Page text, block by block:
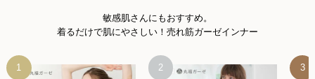
敏感肌さんにもおすすめ。
着るだけで肌にやさしい！売れ筋ガーゼインナー